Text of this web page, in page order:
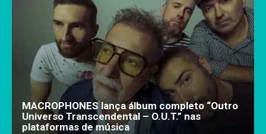
MACROPHONES lança álbum completo “Outro
Universo Transcendental – O.U.T.” nas
plataformas de música